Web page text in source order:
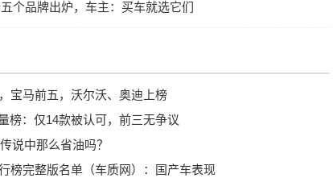
个品牌出炉，车主：买车就选它们
宝马前五，沃尔沃、奥迪上榜
榜：仅14款被认可，前三无争议
说中那么省油吗？
榜完整版名单（车质网）：国产车表现